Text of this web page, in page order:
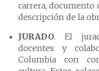
carrera, documento
descripción de la
JURADO. El
docentes y
Columbia con